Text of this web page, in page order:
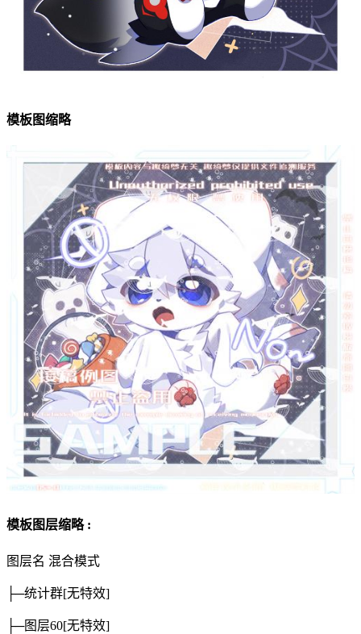
模板图缩略
模板图层缩略 :
图层名 混合模式
├─统计群[无特效]
├─图层60[无特效]